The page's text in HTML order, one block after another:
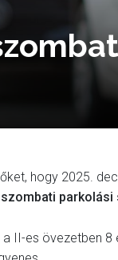
hogy 2025.
szombati parkolási
II-es övezetben